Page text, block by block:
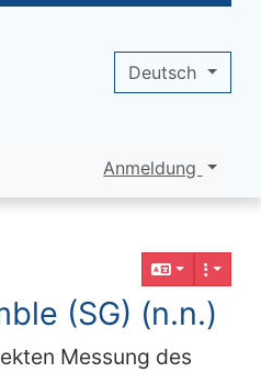
functionality
(SG) (n.n.)
Messung des
etc.
Anmeldung
Deutsch